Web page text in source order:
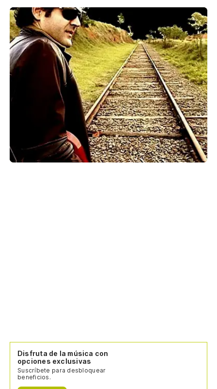
Disfruta de la música con
opciones exclusivas
Suscríbete para desbloquear
beneficios.